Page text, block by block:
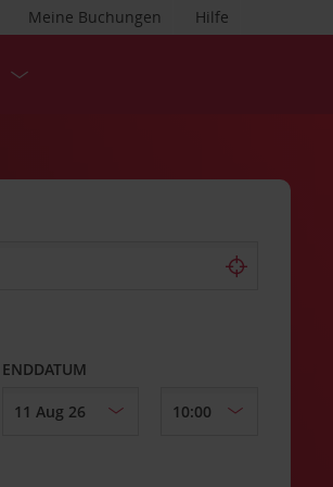
Hilfe
Meine Buchungen
ENDDATUM